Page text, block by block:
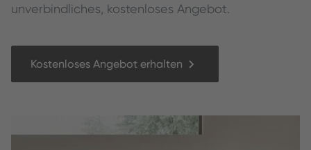
unverbindliches, kostenloses Angebot.
Kostenloses Angebot erhalten